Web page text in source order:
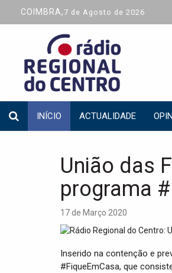
COIMBRA, 7 de Agosto de 2026
INÍCIO ACTUALIDADE
União das
programa
17 de Março 2020
Inserido na contenção e
#FiqueEmCasa, que